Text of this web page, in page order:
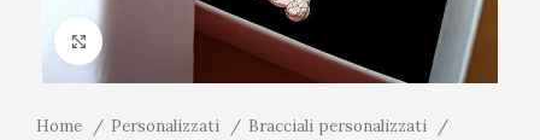
Click to enlarge
Home Personalizzati
Bracciali personalizzati